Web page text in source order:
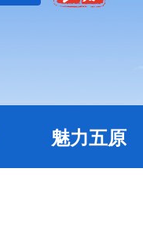
魅力五原